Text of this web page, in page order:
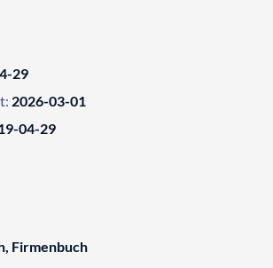
29
2026-03-01
04-29
Firmenbuch